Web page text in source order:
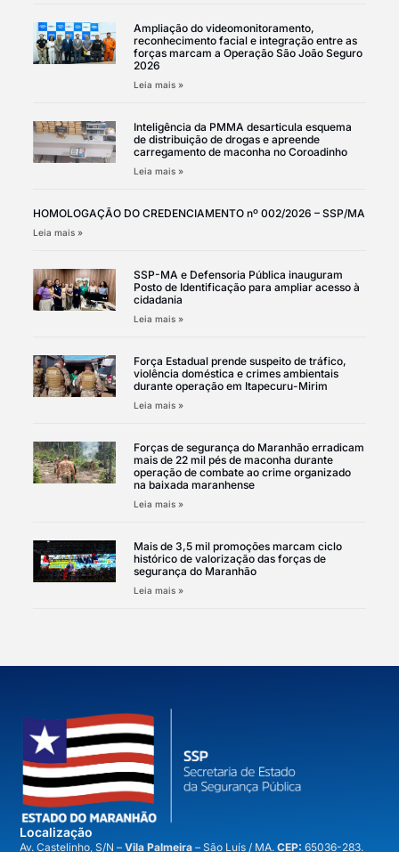
Ampliação do videomonitoramento,
reconhecimento facial e integração entre as
forças marcam a Operação São João Seguro
2026
Leia mais »
Inteligência da PMMA desarticula esquema
de distribuição de drogas e apreende
carregamento de maconha no Coroadinho
Leia mais »
HOMOLOGAÇÃO DO CREDENCIAMENTO nº 002/2026 – SSP/MA
Leia mais »
SSP-MA e Defensoria Pública inauguram
Posto de Identificação para ampliar acesso à
cidadania
Leia mais »
Força Estadual prende suspeito de tráfico,
violência doméstica e crimes ambientais
durante operação em Itapecuru-Mirim
Leia mais »
Forças de segurança do Maranhão erradicam
mais de 22 mil pés de maconha durante
operação de combate ao crime organizado
na baixada maranhense
Leia mais »
Mais de 3,5 mil promoções marcam ciclo
histórico de valorização das forças de
segurança do Maranhão
Leia mais »
Localização
Av. Castelinho, S/N –Vila Palmeira– São Luís / MA.CEP: 65036-283.